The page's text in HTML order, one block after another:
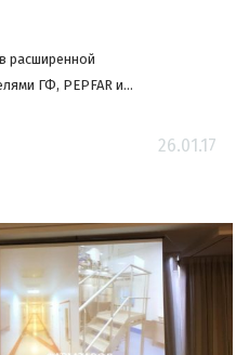
расширенной
ГФ, PEPFAR и...
26.01.17